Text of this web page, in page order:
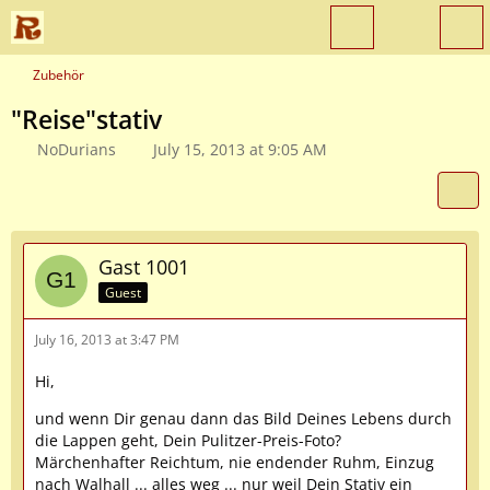
Zubehör
"Reise"stativ
NoDurians July 15, 2013 at 9:05 AM
Gast 1001
Guest
July 16, 2013 at 3:47 PM
Hi,
und wenn Dir genau dann das Bild Deines Lebens durch
die Lappen geht, Dein Pulitzer-Preis-Foto?
Märchenhafter Reichtum, nie endender Ruhm, Einzug
nach Walhall ... alles weg ... nur weil Dein Stativ ein